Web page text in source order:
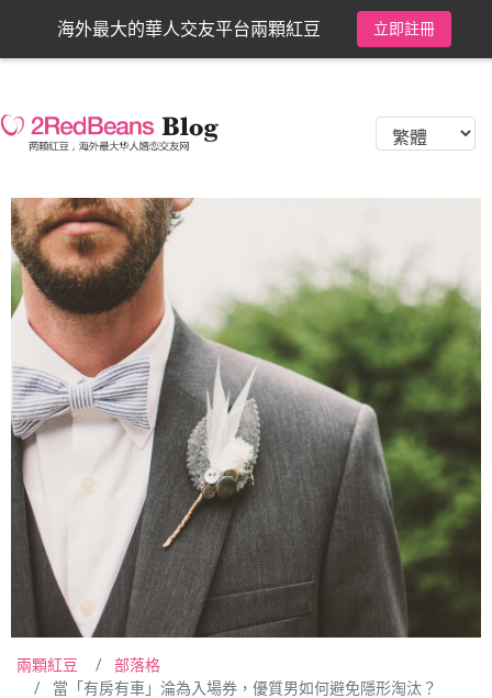
海外最大的華人交友平台兩顆紅豆 立即註冊
兩顆紅豆
部落格
當「有房有車」淪為入場券，優質男如何避免隱形淘汰？